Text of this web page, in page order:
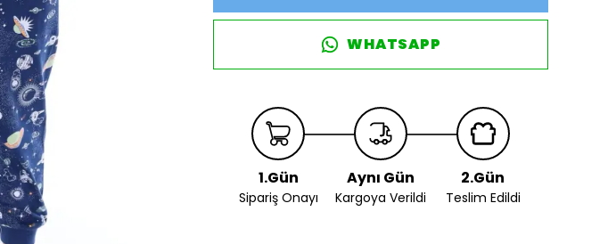
WHATSAPP
1.Gün
Sipariş Onayı
Aynı Gün
Kargoya Verildi
2.Gün
Teslim Edildi